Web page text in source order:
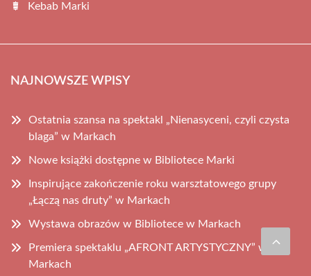
Kebab Marki
NAJNOWSZE WPISY
Ostatnia szansa na spektakl „Nienasyceni, czyli czysta
blaga” w Markach
Nowe książki dostępne w Bibliotece Marki
Inspirujące zakończenie roku warsztatowego grupy
„Łączą nas druty” w Markach
Wystawa obrazów w Bibliotece w Markach
Premiera spektaklu „AFRONT ARTYSTYCZNY” w
Markach